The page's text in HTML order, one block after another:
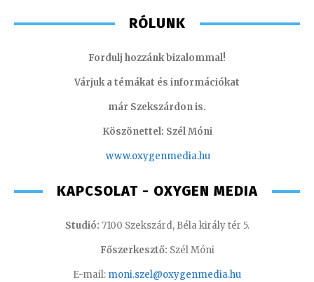
RÓLUNK
Fordulj hozzánk bizalommal!
Várjuk a témákat és információkat
már Szekszárdon is.
Köszönettel: Szél Móni
www.oxygenmedia.hu
KAPCSOLAT - OXYGEN MEDIA
Studió: 7100 Szekszárd, Béla király tér 5.
Főszerkesztő: Szél Móni
E-mail: moni.szel@oxygenmedia.hu